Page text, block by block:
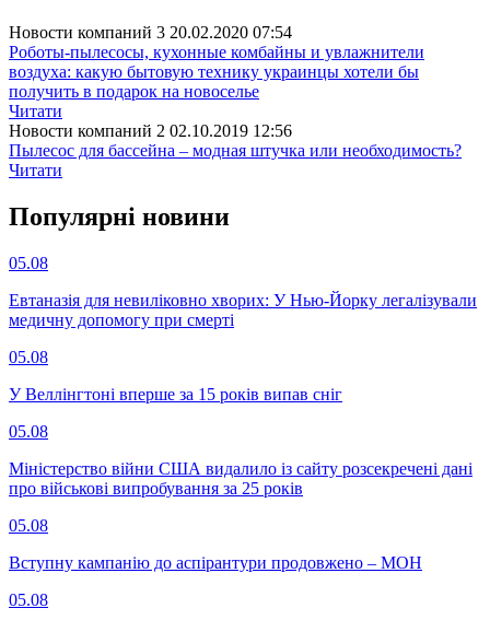
Новости компаний 3 20.02.2020 07:54
Роботы-пылесосы, кухонные комбайны и увлажнители
воздуха: какую бытовую технику украинцы хотели бы
получить в подарок на новоселье
Читати
Новости компаний 2 02.10.2019 12:56
Пылесос для бассейна – модная штучка или необходимость?
Читати
Популярнi новини
05.08
Евтаназія для невиліковно хворих: У Нью-Йорку легалізували
медичну допомогу при смерті
05.08
У Веллінгтоні вперше за 15 років випав сніг
05.08
Міністерство війни США видалило із сайту розсекречені дані
про військові випробування за 25 років
05.08
Вступну кампанію до аспірантури продовжено – МОН
05.08